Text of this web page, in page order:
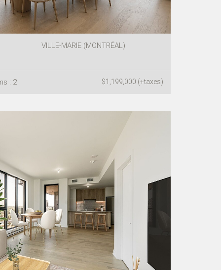
VILLE-MARIE (MONTRÉAL)
: 2 $1,199,000 (+taxes)